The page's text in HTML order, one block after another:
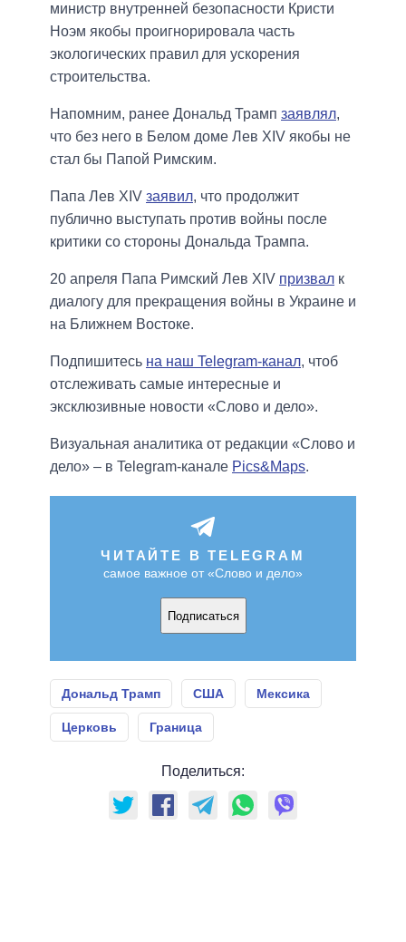
министр внутренней безопасности Кристи
Ноэм якобы проигнорировала часть
экологических правил для ускорения
строительства.
Напомним, ранее Дональд Трамп заявлял,
что без него в Белом доме Лев XIV якобы не
стал бы Папой Римским.
Папа Лев XIV заявил, что продолжит
публично выступать против войны после
критики со стороны Дональда Трампа.
20 апреля Папа Римский Лев XIV призвал к
диалогу для прекращения войны в Украине и
на Ближнем Востоке.
Подпишитесь на наш Telegram-канал, чтоб
отслеживать самые интересные и
эксклюзивные новости «Слово и дело».
Визуальная аналитика от редакции «Слово и
дело» – в Telegram-канале Pics&Maps.
ЧИТАЙТЕ В TELEGRAM
самое важное от «Слово и дело»
Подписаться
Дональд Трамп США Мексика
Церковь Граница
Поделиться: